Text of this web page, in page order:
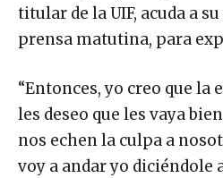
titular de la UIF, acuda a
prensa matutina, para
“Entonces, yo creo que la
les deseo que les vaya
nos echen la culpa a
voy a andar yo diciéndole